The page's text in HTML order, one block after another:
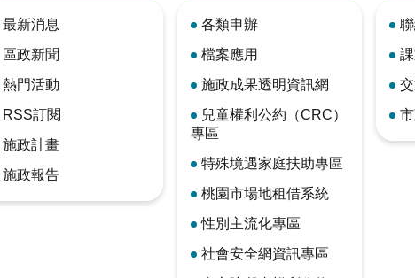
最新消息
區政新聞
熱門活動
RSS訂閱
施政計畫
施政報告
各類申辦
檔案應用
施政成果透明資訊網
兒童權利公約（CRC）
專區
特殊境遇家庭扶助專區
桃園市場地租借系統
性別主流化專區
社會安全網資訊專區